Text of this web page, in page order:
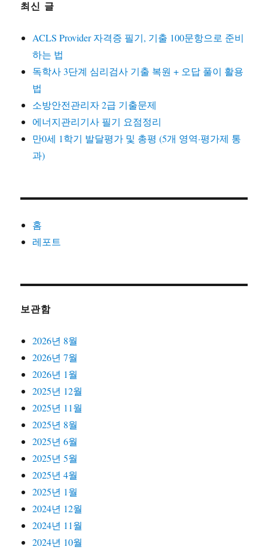
최신 글
ACLS Provider 자격증 필기, 기출 100문항으로 준비
하는 법
독학사 3단계 심리검사 기출 복원 + 오답 풀이 활용
법
소방안전관리자 2급 기출문제
에너지관리기사 필기 요점정리
만0세 1학기 발달평가 및 총평 (5개 영역·평가제 통
과)
홈
레포트
보관함
2026년 8월
2026년 7월
2026년 1월
2025년 12월
2025년 11월
2025년 8월
2025년 6월
2025년 5월
2025년 4월
2025년 1월
2024년 12월
2024년 11월
2024년 10월